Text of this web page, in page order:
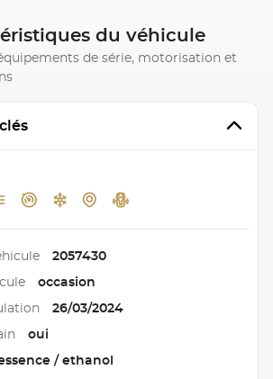
du véhicule
de série, motorisation et
2057430
occasion
26/03/2024
oui
/ ethanol